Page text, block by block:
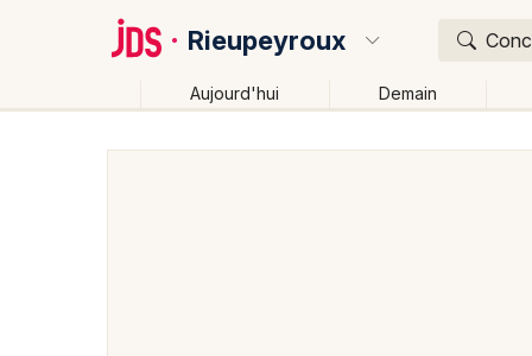
Rieupeyroux
Aujourd'hui Demain